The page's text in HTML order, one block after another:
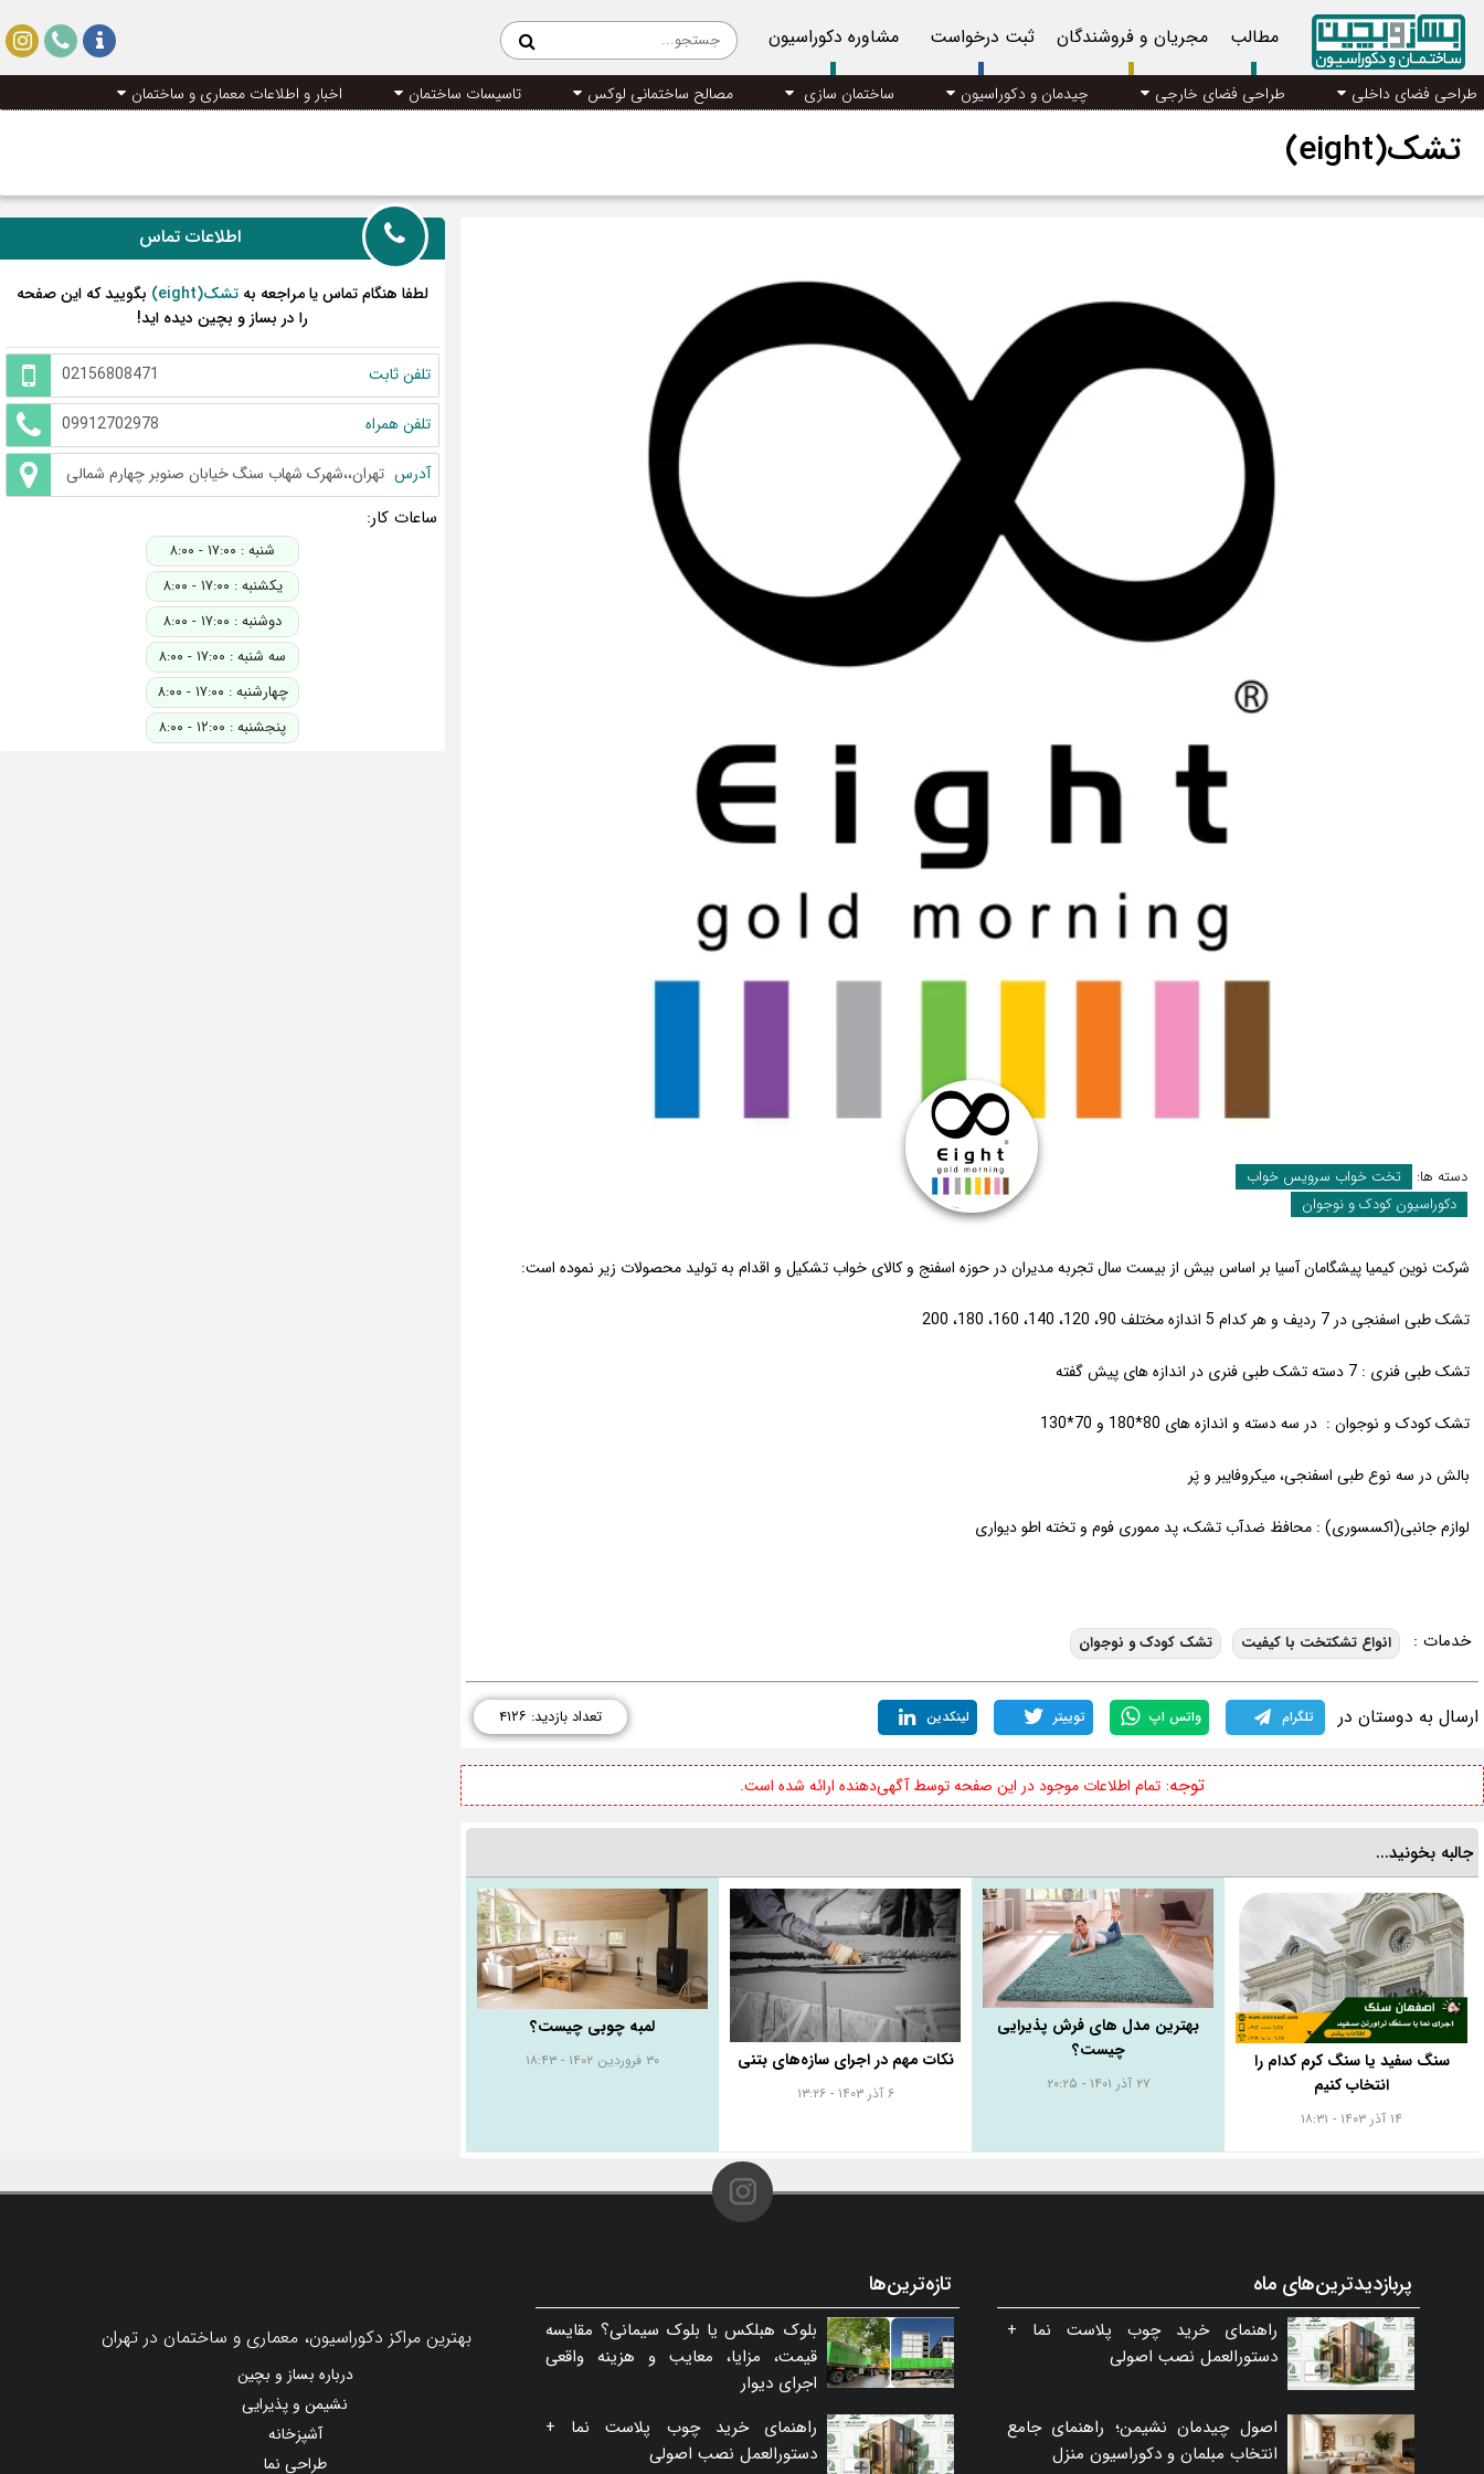
مطالب مجریان و فروشندگان ثبت درخواست مشاوره دکوراسیون
طراحی فضای داخلی طراحی فضای خارجی چیدمان و دکوراسیون ساختمان سازی مصالح ساختمانی لوکس تاسیسات ساختمان اخبار و اطلاعات معماری و ساختمان
تشک(eight)
اطلاعات تماس
لطفا هنگام تماس یا مراجعه به تشک(eight)
بگویید که این صفحه
را در بساز و بچین دیده اید!
تلفن ثابت 02156808471
تلفن همراه 09912702978
آدرس تهران،،شهرک شهاب سنگ خیابان صنوبر چهارم شمالی
ساعات کار:
شنبه : ۱۷:۰۰ - ۸:۰۰
یکشنبه : ۱۷:۰۰ - ۸:۰۰
دوشنبه : ۱۷:۰۰ - ۸:۰۰
سه شنبه : ۱۷:۰۰ - ۸:۰۰
چهارشنبه : ۱۷:۰۰ - ۸:۰۰
پنجشنبه : ۱۲:۰۰ - ۸:۰۰
دسته ها:
تخت خواب سرویس خواب
دکوراسیون کودک و نوجوان
شرکت نوین کیمیا پیشگامان آسیا بر اساس بیش از بیست سال تجربه مدیران در حوزه اسفنج و کالای خواب تشکیل و اقدام به تولید محصولات زیر نموده است:
تشک طبی اسفنجی در 7 ردیف و هر کدام 5 اندازه مختلف 90، 120، 140، 160، 180، 200
تشک طبی فنری : 7 دسته تشک طبی فنری در اندازه های پیش گفته
تشک کودک و نوجوان : در سه دسته و اندازه های 80*180 و 70*130
بالش در سه نوع طبی اسفنجی، میکروفایبر و پَر
لوازم جانبی(اکسسوری) : محافظ ضدآب تشک، پد مموری فوم و تخته اطو دیواری
خدمات : انواع تشکتخت با کیفیت تشک کودک و نوجوان
ارسال به دوستان در تلگرام واتس اپ توییتر لینکدین تعداد بازدید: ۴۱۲۶
توجه:تمام اطلاعات موجود در این صفحه توسط آگهی‌دهنده ارائه شده است.
جالبه بخونید...
سنگ سفید یا سنگ کرم کدام را
انتخاب کنیم
۱۴ آذر ۱۴۰۳ - ۱۸:۳۱
بهترین مدل های فرش پذیرایی
چیست؟
۲۷ آذر ۱۴۰۱ - ۲۰:۲۵
نکات مهم در اجرای سازه‌های بتنی
۶ آذر ۱۴۰۳ - ۱۳:۲۶
لمبه چوبی چیست؟
۳۰ فروردین ۱۴۰۲ - ۱۸:۴۳
پربازدیدترین‌های ماه
راهنمای خرید چوب پلاست نما +
دستورالعمل نصب اصولی
اصول چیدمان نشیمن؛ راهنمای جامع
انتخاب مبلمان و دکوراسیون منزل
تازه‌ترین‌ها
بلوک هبلکس یا بلوک سیمانی؟ مقایسه
قیمت، مزایا، معایب و هزینه واقعی
اجرای دیوار
راهنمای خرید چوب پلاست نما +
دستورالعمل نصب اصولی
بهترین مراکز دکوراسیون، معماری و ساختمان در تهران
درباره بساز و بچین
نشیمن و پذیرایی
آشپزخانه
طراحی نما